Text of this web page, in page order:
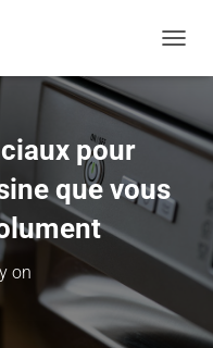
pour
que vous
on